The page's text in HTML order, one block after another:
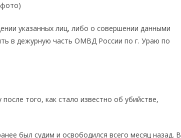
фото)
указанных лиц, либо о совершении данными
в дежурную часть ОМВД России по г. Ураю по
того, как стало известно об убийстве,
был судим и освободился всего месяц назад. В